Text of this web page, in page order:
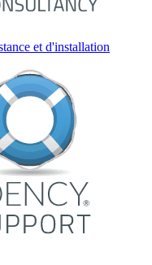
et d'installation